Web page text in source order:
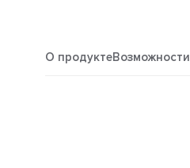
О продуктеВозможности